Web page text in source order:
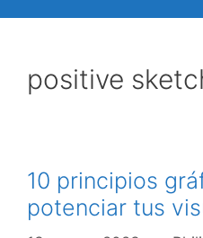
positive
10 principios
potenciar tus